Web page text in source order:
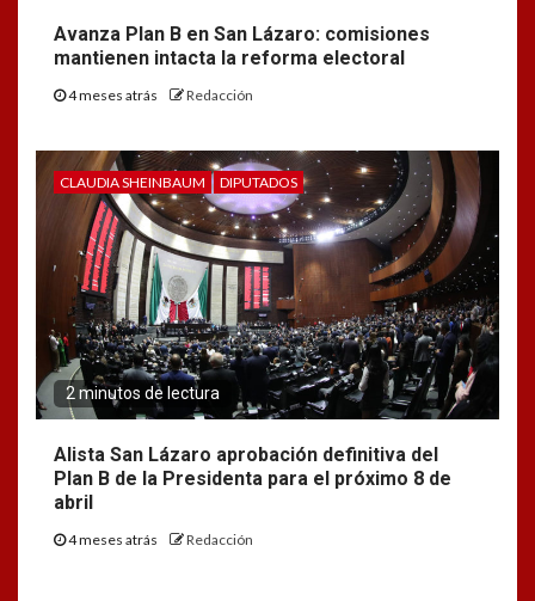
Avanza Plan B en San Lázaro: comisiones
mantienen intacta la reforma electoral
4 meses atrás Redacción
CLAUDIA SHEINBAUM DIPUTADOS
2 minutos de lectura
Alista San Lázaro aprobación definitiva del
Plan B de la Presidenta para el próximo 8 de
abril
4 meses atrás Redacción